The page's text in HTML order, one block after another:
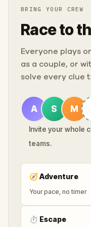
BRING YOUR CREW
Race to
Everyone plays
as a couple, or
solve every clue
A S M
Invite your whole
teams.
🧭Adventure
Your pace, no timer
⏱ Escape